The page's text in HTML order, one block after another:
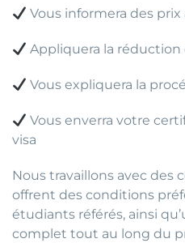
Vous informera des
Appliquera la réduction
Vous expliquera la
Vous enverra votre
visa
Nous travaillons avec des
offrent des conditions
étudiants référés, ainsi
complet tout au long du